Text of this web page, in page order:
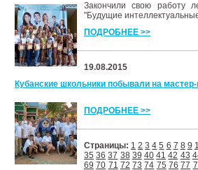
Закончили свою работу
"Будущие
ПОДРОБНЕЕ >>
19.08.2015
Кубанские школьники побывали на
ПОДРОБНЕЕ >>
Страницы: 1 2 3 4 5 6 7 8 9
35 36 37 38 39 40 41 42 43
69 70 71 72 73 74 75 76 77